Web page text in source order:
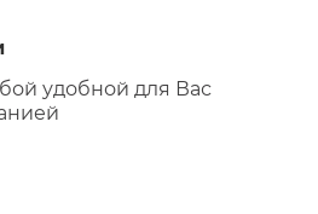
удобной для Вас